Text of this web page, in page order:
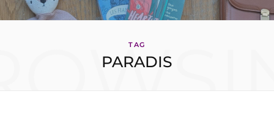
o
TAG
PARADIS